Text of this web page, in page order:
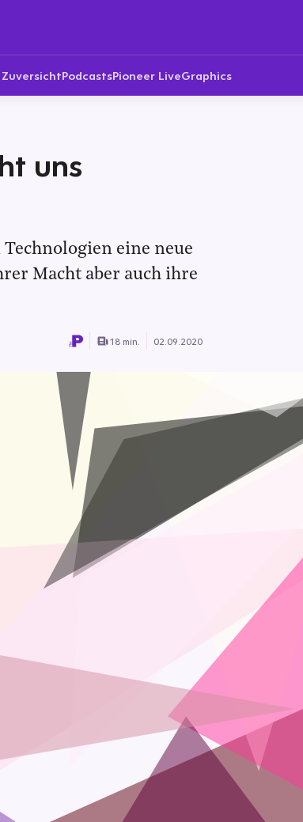
PodcastsPioneer LiveGraphics
uns
eine neue
Macht aber auch ihre
18 min. 02.09.2020